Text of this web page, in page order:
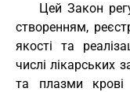
Цей Закон
створенням,
якості та
числі лікарських
та плазми крові